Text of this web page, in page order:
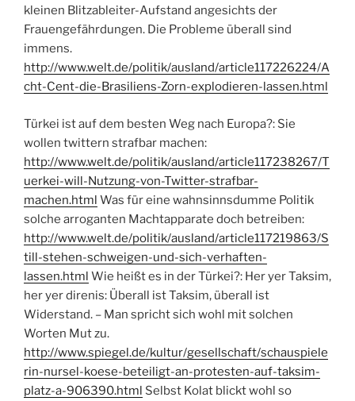
kleinen Blitzableiter-Aufstand angesichts der
Frauengefährdungen. Die Probleme überall sind
immens.
http://www.welt.de/politik/ausland/article117226224/A
cht-Cent-die-Brasiliens-Zorn-explodieren-lassen.html
Türkei ist auf dem besten Weg nach Europa?: Sie
wollen twittern strafbar machen:
http://www.welt.de/politik/ausland/article117238267/T
uerkei-will-Nutzung-von-Twitter-strafbar-
machen.html Was für eine wahnsinnsdumme Politik
solche arroganten Machtapparate doch betreiben:
http://www.welt.de/politik/ausland/article117219863/S
till-stehen-schweigen-und-sich-verhaften-
lassen.html Wie heißt es in der Türkei?: Her yer Taksim,
her yer direnis: Überall ist Taksim, überall ist
Widerstand. – Man spricht sich wohl mit solchen
Worten Mut zu.
http://www.spiegel.de/kultur/gesellschaft/schauspiele
rin-nursel-koese-beteiligt-an-protesten-auf-taksim-
platz-a-906390.html Selbst Kolat blickt wohl so